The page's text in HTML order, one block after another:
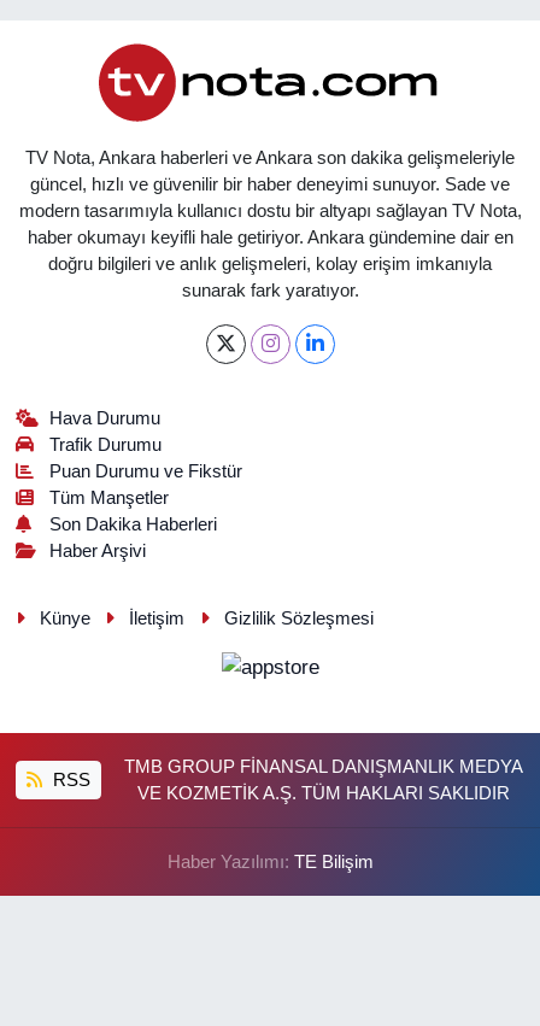
TV Nota, Ankara haberleri ve Ankara son dakika gelişmeleriyle
güncel, hızlı ve güvenilir bir haber deneyimi sunuyor. Sade ve
modern tasarımıyla kullanıcı dostu bir altyapı sağlayan TV Nota,
haber okumayı keyifli hale getiriyor. Ankara gündemine dair en
doğru bilgileri ve anlık gelişmeleri, kolay erişim imkanıyla
sunarak fark yaratıyor.
Hava Durumu
Trafik Durumu
Puan Durumu ve Fikstür
Tüm Manşetler
Son Dakika Haberleri
Haber Arşivi
Künye İletişim Gizlilik Sözleşmesi
RSS
TMB GROUP FİNANSAL DANIŞMANLIK MEDYA
VE KOZMETİK A.Ş. TÜM HAKLARI SAKLIDIR
Haber Yazılımı: TE Bilişim